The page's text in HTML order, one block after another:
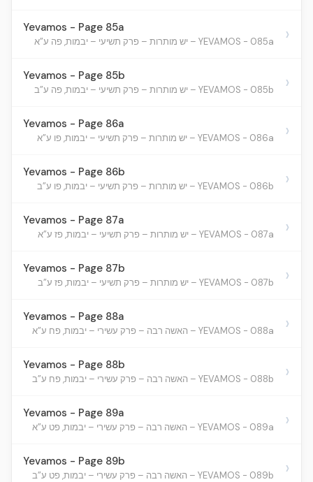
Yevamos - Page 85a
YEVAMOS - 085a – יש מותרות – פרק תשיעי – יבמות, פה ע”א ›
Yevamos - Page 85b
YEVAMOS - 085b – יש מותרות – פרק תשיעי – יבמות, פה ע”ב ›
Yevamos - Page 86a
YEVAMOS - 086a – יש מותרות – פרק תשיעי – יבמות, פו ע”א ›
Yevamos - Page 86b
YEVAMOS - 086b – יש מותרות – פרק תשיעי – יבמות, פו ע”ב ›
Yevamos - Page 87a
YEVAMOS - 087a – יש מותרות – פרק תשיעי – יבמות, פז ע”א ›
Yevamos - Page 87b
YEVAMOS - 087b – יש מותרות – פרק תשיעי – יבמות, פז ע”ב ›
Yevamos - Page 88a
YEVAMOS - 088a – האשה רבה – פרק עשירי – יבמות, פח ע”א ›
Yevamos - Page 88b
YEVAMOS - 088b – האשה רבה – פרק עשירי – יבמות, פח ע”ב ›
Yevamos - Page 89a
YEVAMOS - 089a – האשה רבה – פרק עשירי – יבמות, פט ע”א ›
Yevamos - Page 89b
YEVAMOS - 089b – האשה רבה – פרק עשירי – יבמות, פט ע”ב ›